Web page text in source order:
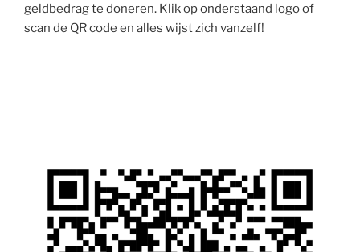
geldbedrag te doneren. Klik op onderstaand logo of
scan de QR code en alles wijst zich vanzelf!